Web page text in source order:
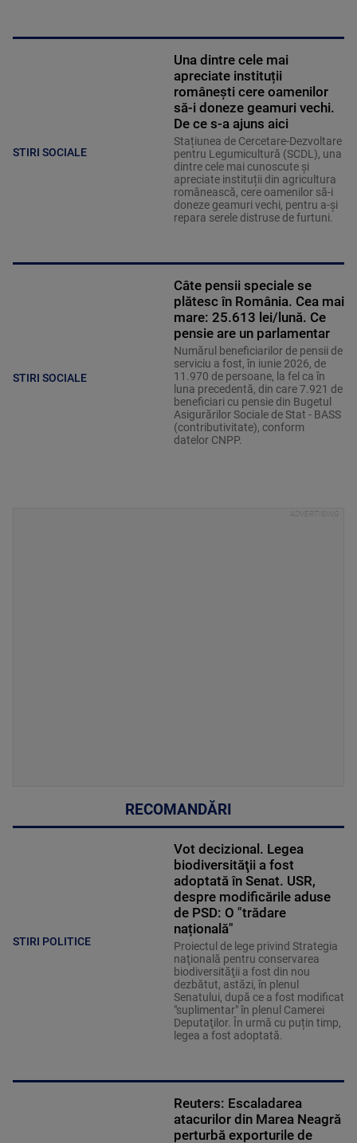
STIRI SOCIALE
Una dintre cele mai
apreciate instituții
românești cere oamenilor
să-i doneze geamuri vechi.
De ce s-a ajuns aici
Stațiunea de Cercetare-Dezvoltare
pentru Legumicultură (SCDL), una
dintre cele mai cunoscute și
apreciate instituții din agricultura
românească, cere oamenilor să-i
doneze geamuri vechi, pentru a-și
repara serele distruse de furtuni.
STIRI SOCIALE
Câte pensii speciale se
plătesc în România. Cea mai
mare: 25.613 lei/lună. Ce
pensie are un parlamentar
Numărul beneficiarilor de pensii de
serviciu a fost, în iunie 2026, de
11.970 de persoane, la fel ca în
luna precedentă, din care 7.921 de
beneficiari cu pensie din Bugetul
Asigurărilor Sociale de Stat - BASS
(contributivitate), conform
datelor CNPP.
RECOMANDĂRI
STIRI POLITICE
Vot decizional. Legea
biodiversităţii a fost
adoptată în Senat. USR,
despre modificările aduse
de PSD: O "trădare
națională"
Proiectul de lege privind Strategia
naţională pentru conservarea
biodiversităţii a fost din nou
dezbătut, astăzi, în plenul
Senatului, după ce a fost modificat
"suplimentar" în plenul Camerei
Deputaţilor. În urmă cu puțin timp,
legea a fost adoptată.
Reuters: Escaladarea
atacurilor din Marea Neagră
perturbă exporturile de